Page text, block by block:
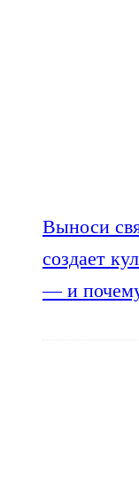
Выноси
создает
— и